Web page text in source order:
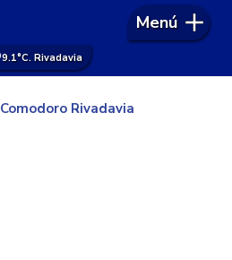
9.1°C. Rivadavia
Menú
Comodoro Rivadavia